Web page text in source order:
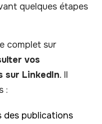
quelques étapes
complet sur
vos
sur LinkedIn. Il
:
des publications